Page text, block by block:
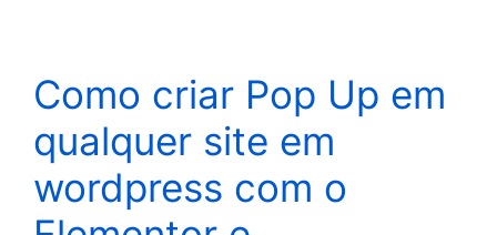
Como criar Pop Up em
qualquer site em
wordpress com o